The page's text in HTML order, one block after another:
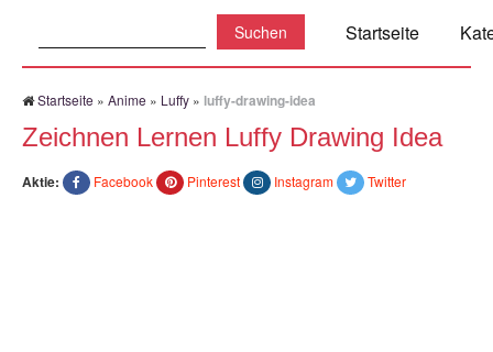
Startseite
Startseite » Anime » Luffy » luffy-drawing-idea
Zeichnen Lernen Luffy Drawing Idea
Aktie: Facebook Pinterest Instagram Twitter